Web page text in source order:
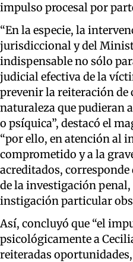
impulso procesal por
“En la especie, la
jurisdiccional y del
indispensable no sólo
judicial efectiva de la
prevenir la reiteración
naturaleza que pudieran
o psíquica”, destacó el
“por ello, en atención al
comprometido y a la
acreditados,
de la investigación penal,
instigación particular
Así, concluyó que “el
psicológicamente a
reiteradas